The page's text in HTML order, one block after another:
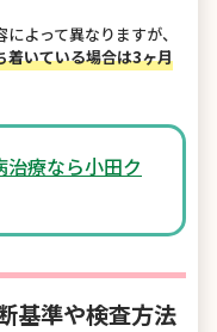
よって異なりますが、
着いている場合は3ヶ月
療なら小田ク
基準や検査方法